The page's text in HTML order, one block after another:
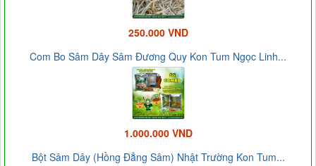
250.000 VND
Com Bo Sâm Dây Sâm Đương Quy Kon Tum Ngọc Linh...
1.000.000 VND
Bột Sâm Dây (Hồng Đẳng Sâm) Nhật Trường Kon Tum...